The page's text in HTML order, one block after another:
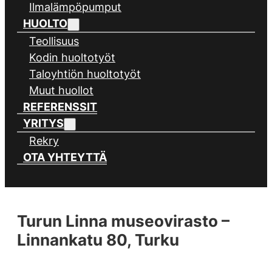
Ilmalämpöpumput
HUOLTO
Teollisuus
Kodin huoltotyöt
Taloyhtiön huoltotyöt
Muut huollot
REFERENSSIT
YRITYS
Rekry
OTA YHTEYTTÄ
Turun Linna museovirasto –
Linnankatu 80, Turku